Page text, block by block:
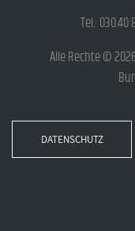
Tel.: 030.40
Alle Rechte ©
DATENSCHUTZ